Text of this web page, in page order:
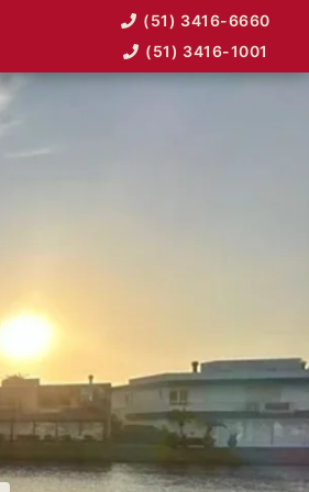
(51) 3416-6660
(51) 3416-1001